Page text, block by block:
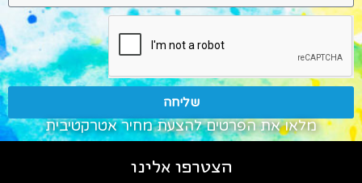
שליחה
מלאו את הפרטים להצעת מחיר אטרקטיבית
הצטרפו אלינו